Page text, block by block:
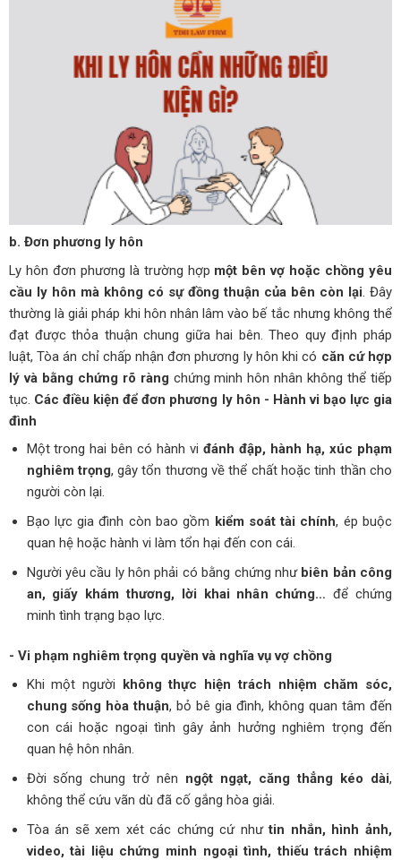
b. Đơn phương ly hôn
Ly hôn đơn phương là trường hợp một bên vợ hoặc chồng yêu
cầu ly hôn mà không có sự đồng thuận của bên còn lại. Đây
thường là giải pháp khi hôn nhân lâm vào bế tắc nhưng không thể
đạt được thỏa thuận chung giữa hai bên. Theo quy định pháp
luật, Tòa án chỉ chấp nhận đơn phương ly hôn khi có căn cứ hợp
lý và bằng chứng rõ ràng chứng minh hôn nhân không thể tiếp
tục. Các điều kiện để đơn phương ly hôn - Hành vi bạo lực gia
đình
Một trong hai bên có hành viđánh đập, hành hạ, xúc phạm
nghiêm trọng, gây tổn thương về thể chất hoặc tinh thần cho
người còn lại.
Bạo lực gia đình còn bao gồm kiểm soát tài chính, ép buộc
quan hệ hoặc hành vi làm tổn hại đến con cái.
Người yêu cầu ly hôn phải có bằng chứng như biên bản công
an, giấy khám thương, lời khai nhân chứng… để chứng
minh tình trạng bạo lực.
- Vi phạm nghiêm trọng quyền và nghĩa vụ vợ chồng
Khi một người không thực hiện trách nhiệm chăm sóc,
chung sống hòa thuận, bỏ bê gia đình, không quan tâm đến
con cái hoặc ngoại tình gây ảnh hưởng nghiêm trọng đến
quan hệ hôn nhân.
Đời sống chung trở nên ngột ngạt, căng thẳng kéo dài,
không thể cứu vãn dù đã cố gắng hòa giải.
Tòa án sẽ xem xét các chứng cứ nhưtin nhắn, hình ảnh,
video, tài liệu chứng minh ngoại tình, thiếu trách nhiệm